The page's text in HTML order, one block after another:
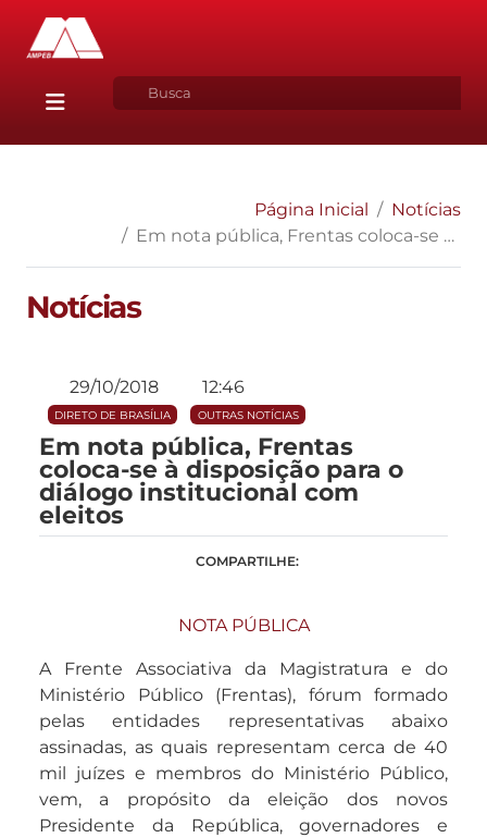
Página Inicial
Notícias
Em nota pública, Frentas coloca-se à disposição para o diálogo institucional com eleitos
Notícias
29/10/2018 12:46
DIRETO DE BRASÍLIA OUTRAS NOTÍCIAS
Em nota pública, Frentas
coloca-se à disposição para o
diálogo institucional com
eleitos
COMPARTILHE:
NOTA PÚBLICA
A Frente Associativa da Magistratura e do
Ministério Público (Frentas), fórum formado
pelas entidades representativas abaixo
assinadas, as quais representam cerca de 40
mil juízes e membros do Ministério Público,
vem, a propósito da eleição dos novos
Presidente da República, governadores e